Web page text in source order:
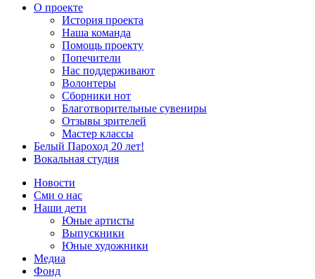
О проекте
История проекта
Наша команда
Помощь проекту
Попечители
Нас поддерживают
Волонтеры
Сборники нот
Благотворительные сувениры
Отзывы зрителей
Мастер классы
Белый Пароход 20 лет!
Вокальная студия
Новости
Сми о нас
Наши дети
Юные артисты
Выпускники
Юные художники
Медиа
Фонд